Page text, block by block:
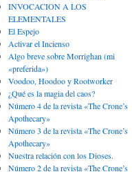
INVOCACION A LOS
ELEMENTALES
El Espejo
Activar el Incienso
Algo breve sobre Morrighan (mi
«preferida»)
Voodoo, Hoodoo y Rootworker
¿Qué es la magia del caos?
Número 4 de la revista «The Crone’s
Apothecary»
Número 3 de la revista «The Crone’s
Apothecary»
Nuestra relación con los Dioses.
Número 2 de la revista «The Crone’s